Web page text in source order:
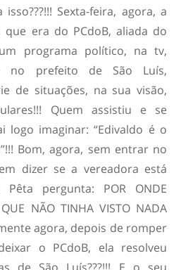
Sexta-feira, agora, a
que era do PCdoB, aliada do
programa político, na tv,
no prefeito de São Luís,
de situações, na sua visão,
Quem assistiu e se
logo imaginar: “Edivaldo é o
Bom, agora, sem entrar no
dizer se a vereadora está
pergunta: POR ONDE
NÃO TINHA VISTO NADA
agora, depois de romper
o PCdoB, ela resolveu